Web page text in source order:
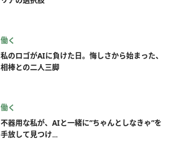
働く
私のロゴがAIに負けた日。悔しさから始まった、
相棒との二人三脚
働く
不器用な私が、AIと一緒に”ちゃんとしなきゃ”を
手放して見つけ...